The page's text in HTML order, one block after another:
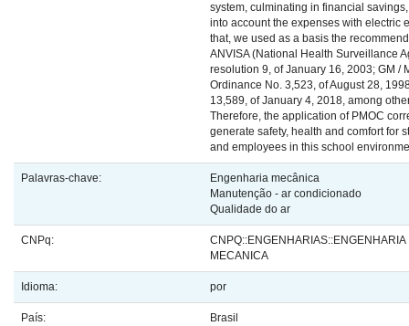
system, culminating in financial
into account the expenses with electric
that, we used as a basis the
ANVISA (National Health Surveillance
resolution 9, of January 16, 2003; GM /
Ordinance No. 3,523, of August 28,
13,589, of January 4, 2018, among
Therefore, the application of PMOC
generate safety, health and comfort for
and employees in this school
Palavras-chave:
Engenharia mecânica
Manutenção - ar condicionado
Qualidade do ar
CNPq:
CNPQ::ENGENHARIAS::ENGENHARIA
MECANICA
Idioma: por
País: Brasil